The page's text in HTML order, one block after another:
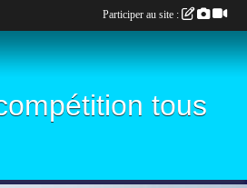
tous
Participer au site :